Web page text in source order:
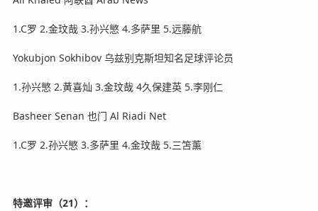
1.C罗 2.金玟哉 3.孙兴慜 4.多萨里 5.远藤航
Yokubjon Sokhibov 乌兹别克斯坦知名足球评论员
1.孙兴慜 2.黄喜灿 3.金玟哉 4久保建英 5.李刚仁
Basheer Senan 也门 Al Riadi Net
1.C罗 2.孙兴慜 3.多萨里 4.金玟哉 5.三笘薰
特邀评审（21）：